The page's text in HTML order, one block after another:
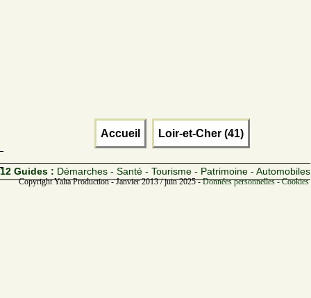
Accueil Loir-et-Cher (41)
12 Guides : Démarches - Santé - Tourisme - Patrimoine - Automobiles
Copyright Yalta Production - Janvier 2013 / juin 2025 -Données personnelles -